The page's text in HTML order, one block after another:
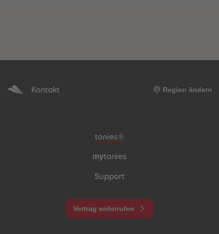
Kontakt Region ändern
Meta-Navigation Footer
tonies®
mytonies
Support
Vertrag widerrufen